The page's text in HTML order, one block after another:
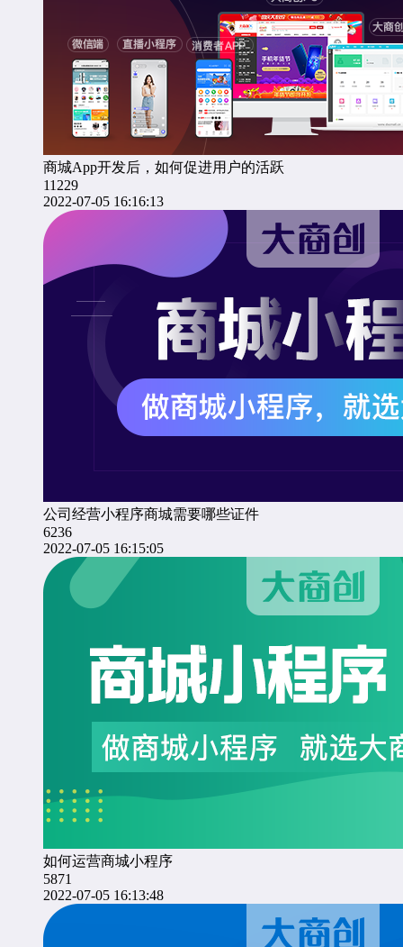
商城App开发后，如何促进用户的活跃
11229
2022-07-05 16:16:13
公司经营小程序商城需要哪些证件
6236
2022-07-05 16:15:05
如何运营商城小程序
5871
2022-07-05 16:13:48